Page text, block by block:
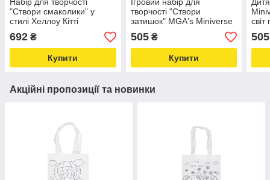
Набір для творчості
"Створи смаколики" у
стилі Хеллоу Кітті
Miniverse 515722 Sanrio
S1 Love&Life -online-
multimarket-
692 ₴
Купити
Ігровий набір для
творчості "Створи
затишок" MGA's Miniverse
591856 серія "Mini
Lifestyle" Love&Life -online-
multimarket-
505₴
Купити
2
505
Акційні пропозиції та новинки